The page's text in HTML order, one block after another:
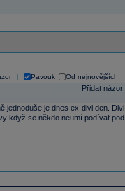
Pavouk Od nejnovějších
Přidat názor
jednoduše je dnes ex-divi den. Divi
když se někdo neumí podívat pod